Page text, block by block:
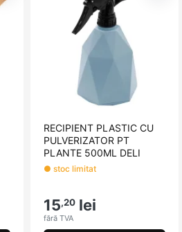
RECIPIENT PLASTIC CU
PULVERIZATOR PT
PLANTE 500ML DELI
● stoc limitat
15,20 lei
fără TVA